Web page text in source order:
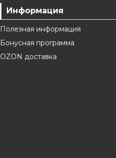
Информация
Полезная информация
Бонусная программа
OZON доставка